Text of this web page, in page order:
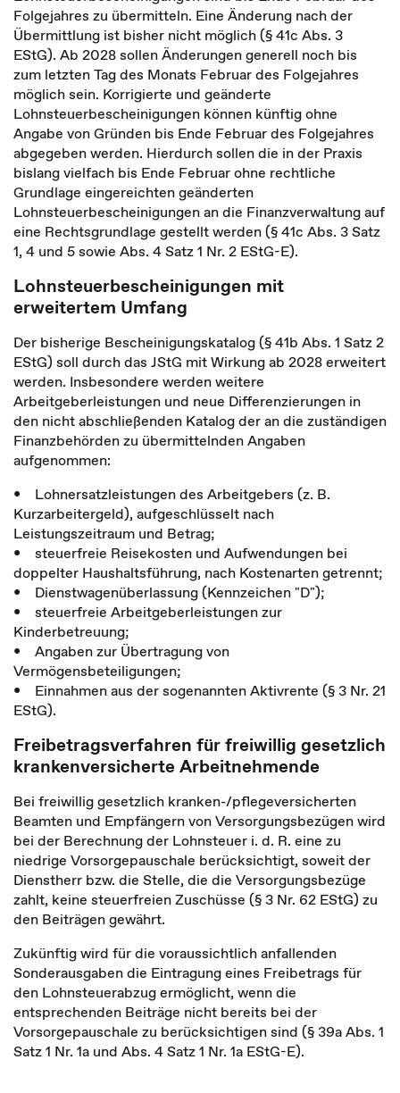
Folgejahres zu übermitteln. Eine Änderung nach der
Übermittlung ist bisher nicht möglich (§ 41c Abs. 3
EStG). Ab 2028 sollen Änderungen generell noch bis
zum letzten Tag des Monats Februar des Folgejahres
möglich sein. Korrigierte und geänderte
Lohnsteuerbescheinigungen können künftig ohne
Angabe von Gründen bis Ende Februar des Folgejahres
abgegeben werden. Hierdurch sollen die in der Praxis
bislang vielfach bis Ende Februar ohne rechtliche
Grundlage eingereichten geänderten
Lohnsteuerbescheinigungen an die Finanzverwaltung auf
eine Rechtsgrundlage gestellt werden (§ 41c Abs. 3 Satz
1, 4 und 5 sowie Abs. 4 Satz 1 Nr. 2 EStG-E).
Lohnsteuerbescheinigungen mit
erweitertem Umfang
Der bisherige Bescheinigungskatalog (§ 41b Abs. 1 Satz 2
EStG) soll durch das JStG mit Wirkung ab 2028 erweitert
werden. Insbesondere werden weitere
Arbeitgeberleistungen und neue Differenzierungen in
den nicht abschließenden Katalog der an die zuständigen
Finanzbehörden zu übermittelnden Angaben
aufgenommen:
• Lohnersatzleistungen des Arbeitgebers (z. B.
Kurzarbeitergeld), aufgeschlüsselt nach
Leistungszeitraum und Betrag;
• steuerfreie Reisekosten und Aufwendungen bei
doppelter Haushaltsführung, nach Kostenarten getrennt;
• Dienstwagenüberlassung (Kennzeichen "D");
• steuerfreie Arbeitgeberleistungen zur
Kinderbetreuung;
• Angaben zur Übertragung von
Vermögensbeteiligungen;
• Einnahmen aus der sogenannten Aktivrente (§ 3 Nr. 21
EStG).
Freibetragsverfahren für freiwillig gesetzlich
krankenversicherte Arbeitnehmende
Bei freiwillig gesetzlich kranken-/pflegeversicherten
Beamten und Empfängern von Versorgungsbezügen wird
bei der Berechnung der Lohnsteuer i. d. R. eine zu
niedrige Vorsorgepauschale berücksichtigt, soweit der
Dienstherr bzw. die Stelle, die die Versorgungsbezüge
zahlt, keine steuerfreien Zuschüsse (§ 3 Nr. 62 EStG) zu
den Beiträgen gewährt.
Zukünftig wird für die voraussichtlich anfallenden
Sonderausgaben die Eintragung eines Freibetrags für
den Lohnsteuerabzug ermöglicht, wenn die
entsprechenden Beiträge nicht bereits bei der
Vorsorgepauschale zu berücksichtigen sind (§ 39a Abs. 1
Satz 1 Nr. 1a und Abs. 4 Satz 1 Nr. 1a EStG-E).